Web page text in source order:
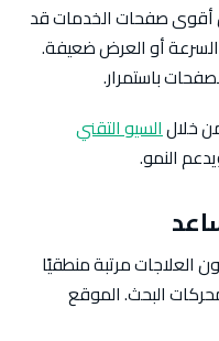
أقوى صفحات الخدمات قد
أو العرض ضعيفة.
باستمرار.
خلالالسيو التقني
النمو.
العلاجات مرتبة منطقيًا
البحث. الموقع